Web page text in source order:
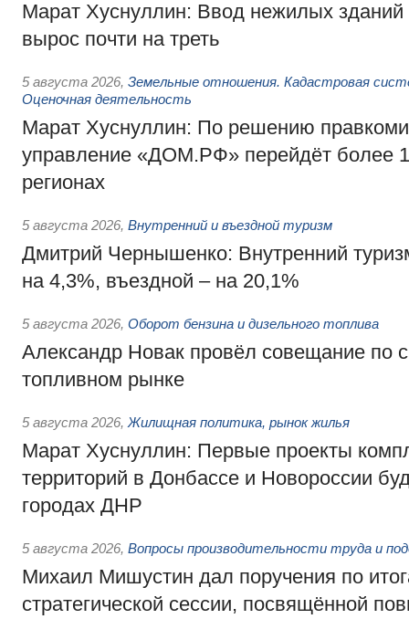
Марат Хуснуллин: Ввод нежилых зданий
вырос почти на треть
5 августа 2026, Земельные отношения. Кадастровая
Оценочная деятельность
Марат Хуснуллин: По решению
управление «ДОМ.РФ» перейдёт более
регионах
5 августа 2026, Внутренний и въездной туризм
Дмитрий Чернышенко: Внутренний
на 4,3%, въездной – на 20,1%
5 августа 2026, Оборот бензина и дизельного топлива
Александр Новак провёл совещание по
топливном рынке
5 августа 2026, Жилищная политика, рынок жилья
Марат Хуснуллин: Первые проекты
территорий в Донбассе и Новороссии
городах ДНР
5 августа 2026, Вопросы производительности труда и
Михаил Мишустин дал поручения по
стратегической сессии, посвящённой